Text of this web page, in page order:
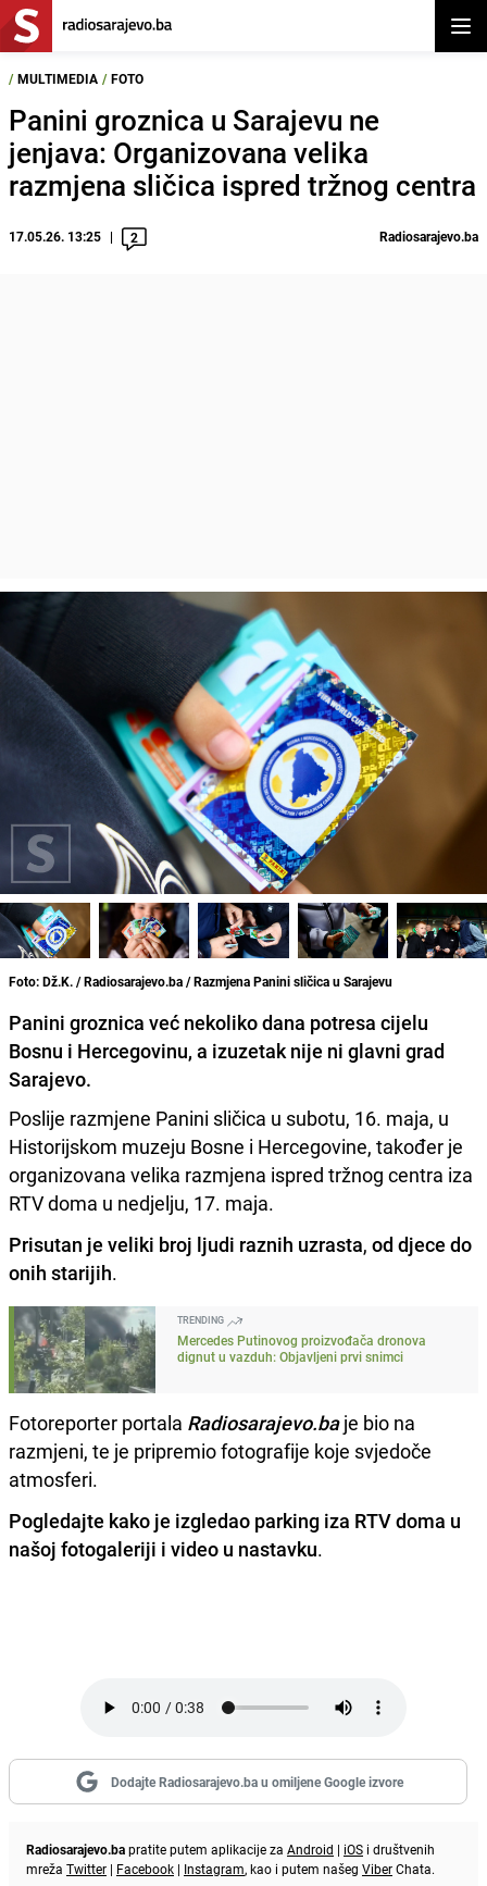
/ MULTIMEDIA / FOTO
Panini groznica u Sarajevu ne
jenjava: Organizovana velika
razmjena sličica ispred tržnog centra
17.05.26. 13:25 2 Radiosarajevo.ba
Foto: Dž.K. / Radiosarajevo.ba / Razmjena Panini sličica u Sarajevu
Panini groznica već nekoliko dana potresa cijelu
Bosnu i Hercegovinu, a izuzetak nije ni glavni grad
Sarajevo.
Poslije razmjene Panini sličica u subotu, 16. maja, u
Historijskom muzeju Bosne i Hercegovine, također je
organizovana velika razmjena ispred tržnog centra iza
RTV doma u nedjelju, 17. maja.
Prisutan je veliki broj ljudi raznih uzrasta, od djece do
onih starijih.
TRENDING
Mercedes Putinovog proizvođača dronova
dignut u vazduh: Objavljeni prvi snimci
Fotoreporter portala Radiosarajevo.baje bio na
razmjeni, te je pripremio fotografije koje svjedoče
atmosferi.
Pogledajte kako je izgledao parking iza RTV doma u
našoj fotogaleriji i video u nastavku.
Dodajte Radiosarajevo.ba u omiljene Google izvore
Radiosarajevo.bapratite putem aplikacije za Android | iOS i društvenih
mreža Twitter | Facebook | Instagram, kao i putem našeg ViberChata.